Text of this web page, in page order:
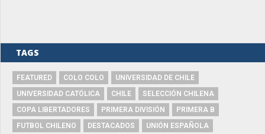
TAGS
FEATURED COLO COLO
UNIVERSIDAD DE CHILE
UNIVERSIDAD CATÓLICA
CHILE
SELECCIÓN CHILENA
COPA LIBERTADORES
PRIMERA DIVISIÓN
PRIMERA B
FUTBOL CHILENO
DESTACADOS
UNIÓN ESPAÑOLA